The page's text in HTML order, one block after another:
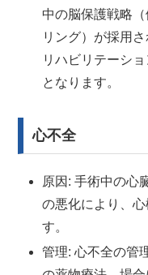
中の脳保護戦略
リング）が採用
リハビリテーシ
となります。
心不全
原因: 手術中の心
の悪化により、
す。
管理: 心不全の管